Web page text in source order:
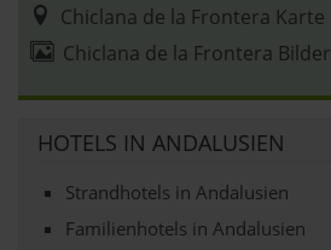
Chiclana de la Frontera Karte
Chiclana de la Frontera Bilder
HOTELS IN ANDALUSIEN
Strandhotels in Andalusien
Familienhotels in Andalusien